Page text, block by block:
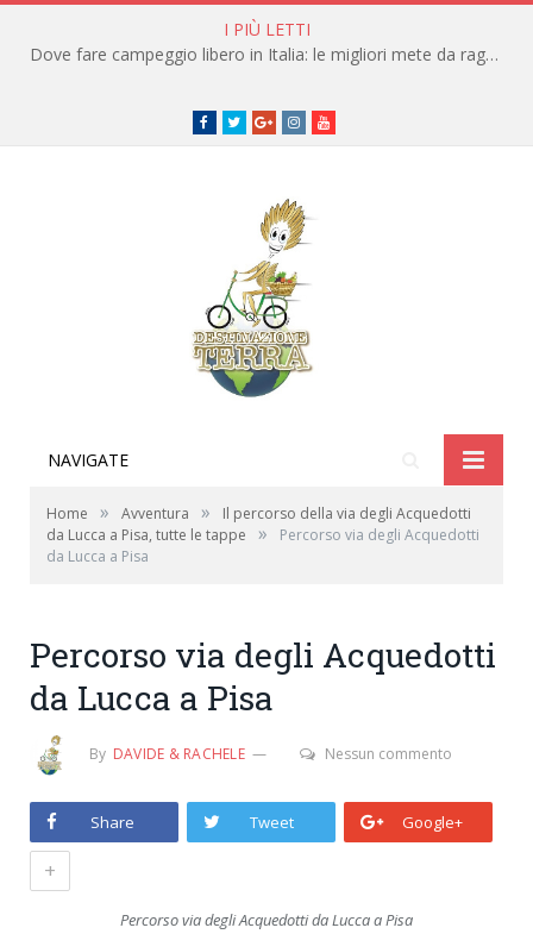
I PIÙ LETTI
Dove fare campeggio libero in Italia: le migliori mete da raggiungere in traghetto
Facebook
TwitterGoogle+instagramyoutube
NAVIGATE
Home » Avventura »
Il percorso della via degli Acquedotti
da Lucca a Pisa, tutte le tappe
»
Percorso via degli Acquedotti
da Lucca a Pisa
Percorso via degli Acquedotti
da Lucca a Pisa
By DAVIDE & RACHELE Nessun commento
Share Tweet Google+
+
Percorso via degli Acquedotti da Lucca a Pisa